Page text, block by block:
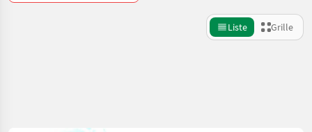
Liste Grille